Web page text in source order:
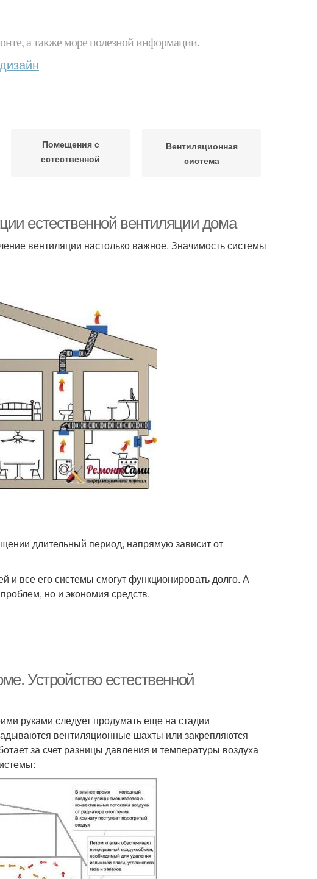
а также море полезной информации.
дизайн
Помещения с
естественной
Вентиляционная
система
естественной вентиляции дома
вентиляции настолько важное. Значимость системы
длительный период, напрямую зависит от
и все его системы смогут функционировать долго. А
но и экономия средств.
Устройство естественной
руками следует продумать еще на стадии
вентиляционные шахты или закрепляются
за счет разницы давления и температуры воздуха